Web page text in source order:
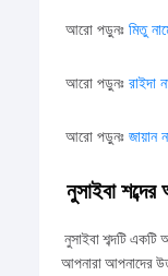
আরো পড়ুনঃ মিতু
আরো পড়ুনঃ রাইদা
আরো পড়ুনঃ জায়ান
নুসাইবা শব্দের
নুসাইবা শব্দটি একটি
আপনারা আপনাদের